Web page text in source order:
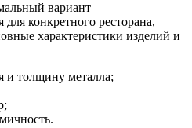
вариант
конкретного ресторана,
характеристики изделий и
и толщину металла;